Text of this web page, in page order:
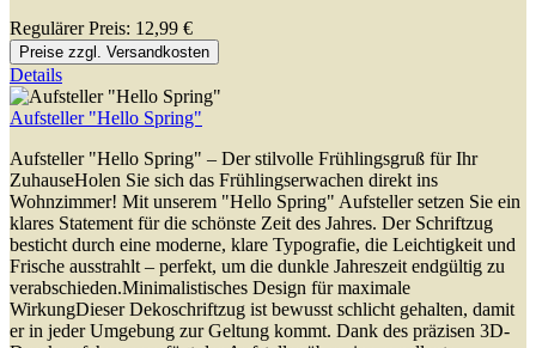
Regulärer Preis: 12,99 €
Preise zzgl. Versandkosten
Details
Aufsteller "Hello Spring"
Aufsteller "Hello Spring" – Der stilvolle Frühlingsgruß für Ihr
ZuhauseHolen Sie sich das Frühlingserwachen direkt ins
Wohnzimmer! Mit unserem "Hello Spring" Aufsteller setzen Sie ein
klares Statement für die schönste Zeit des Jahres. Der Schriftzug
besticht durch eine moderne, klare Typografie, die Leichtigkeit und
Frische ausstrahlt – perfekt, um die dunkle Jahreszeit endgültig zu
verabschieden.Minimalistisches Design für maximale
WirkungDieser Dekoschriftzug ist bewusst schlicht gehalten, damit
er in jeder Umgebung zur Geltung kommt. Dank des präzisen 3D-